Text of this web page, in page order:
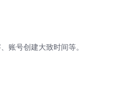
账号创建大致时间等。